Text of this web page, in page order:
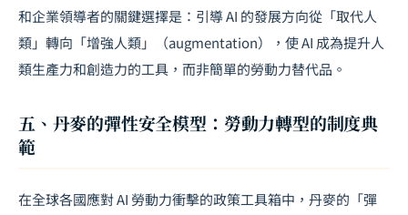
和企業領導者的關鍵選擇是：引導 AI 的發展方向從「取代人
類」轉向「增強人類」（augmentation），使 AI 成為提升人
類生產力和創造力的工具，而非簡單的勞動力替代品。
五、丹麥的彈性安全模型：勞動力轉型的制度典
範
在全球各國應對 AI 勞動力衝擊的政策工具箱中，丹麥的「彈